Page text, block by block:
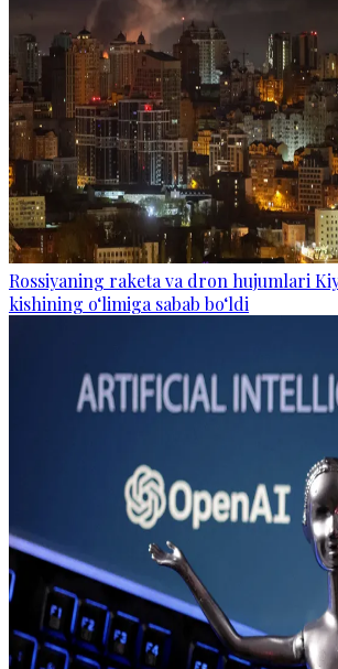
Rossiyaning raketa va dron hujumlari
kishining o‘limiga sabab bo‘ldi